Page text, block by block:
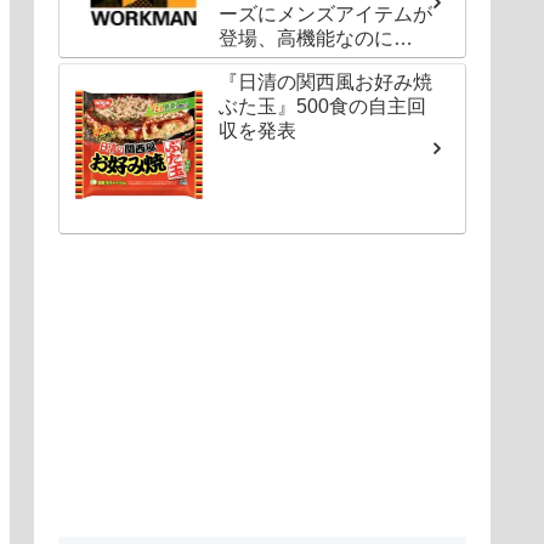
ーズにメンズアイテムが
登場、高機能なのに
1000円以下〜の圧倒的
コスパ
『日清の関西風お好み焼
ぶた玉』500食の自主回
収を発表